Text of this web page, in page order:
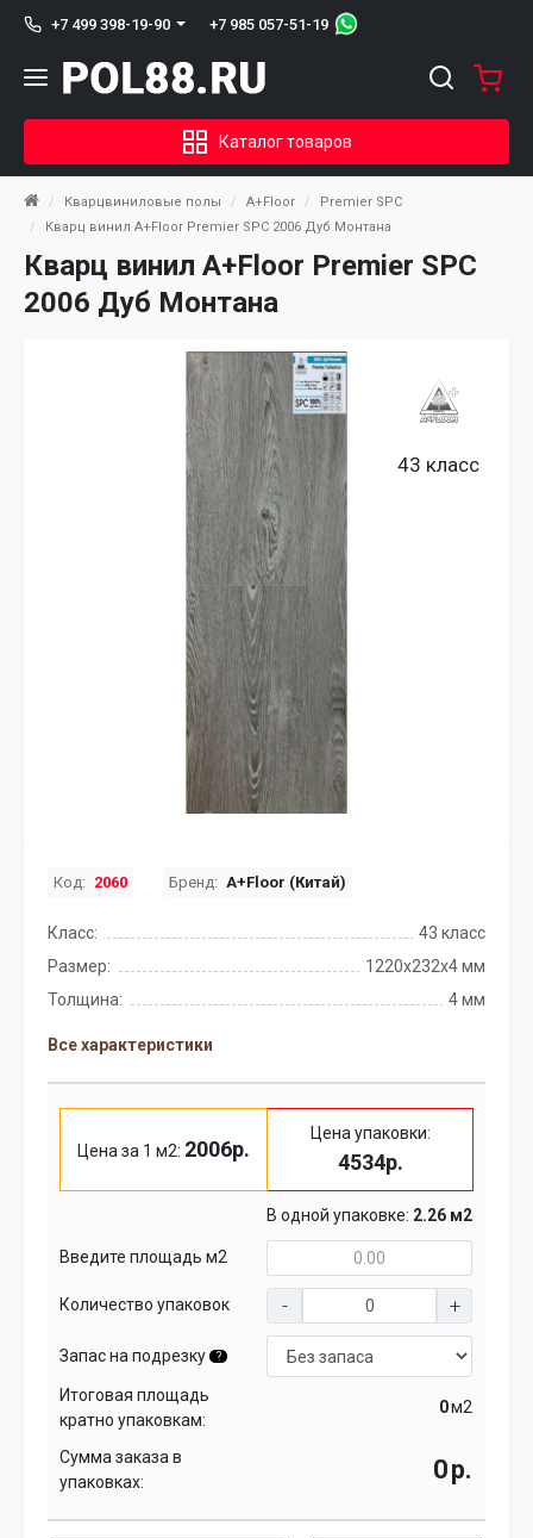
+7 499 398-19-90 +7 985 057-51-19
Каталог товаров
Кварцвиниловые полы A+Floor
Premier SPC
Кварц винил A+Floor Premier SPC 2006 Дуб Монтана
Кварц винил A+Floor Premier SPC
2006 Дуб Монтана
43 класс
Код: 2060 Бренд: A+Floor (Китай)
Класс:
43 класс
Размер:
1220х232х4 мм
Толщина:
4 мм
Все характеристики
Цена за 1 м2: 2006р.
Цена упаковки:
4534р.
В одной упаковке: 2.26 м2
Введите площадь м2
Количество упаковок
Запас на подрезку ?
Итоговая площадь
кратно упаковкам:
м2
Сумма заказа в
упаковках:
р.